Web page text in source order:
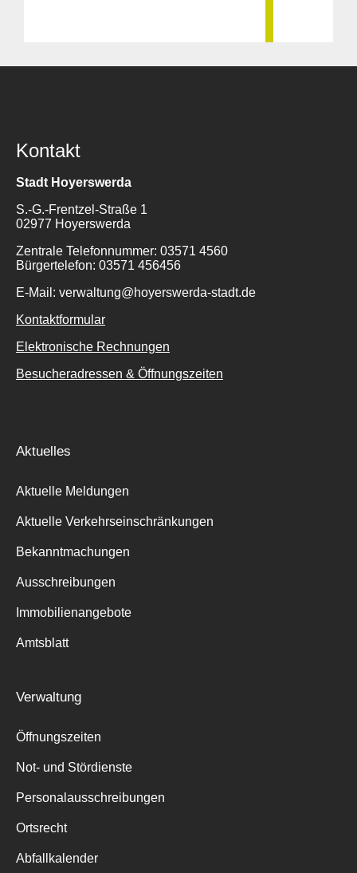
für:
Kontakt
Stadt Hoyerswerda
S.-G.-Frentzel-Straße 1
02977 Hoyerswerda
Zentrale Telefonnummer: 03571 4560
Bürgertelefon: 03571 456456
E-Mail: verwaltung@hoyerswerda-stadt.de
Kontaktformular
Elektronische Rechnungen
Besucheradressen & Öffnungszeiten
Aktuelles
Aktuelle Meldungen
Aktuelle Verkehrseinschränkungen
Bekanntmachungen
Ausschreibungen
Immobilienangebote
Amtsblatt
Verwaltung
Öffnungszeiten
Not- und Stördienste
Personalausschreibungen
Ortsrecht
Abfallkalender